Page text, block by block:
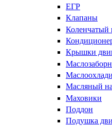
ЕГР
Клапаны
Коленчатый
Крышки
Масляный
Маховики
Поддон
Подушка